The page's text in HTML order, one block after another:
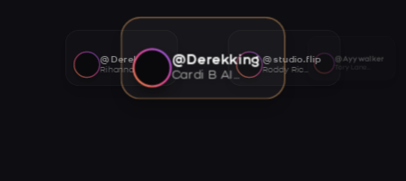
@Derekking
Cardi B AI voice
@studio.flip
Roddy Ricch AI voice
@Ayywalker
@Derekking
Rihanna AI voice